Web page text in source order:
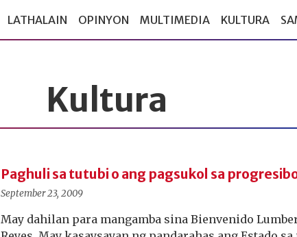
LATHALAIN OPINYON MULTIMEDIA KULTURA
Kultura
Paghuli sa tutubi o ang pagsukol sa
September 23, 2009
May dahilan para mangamba sina Bienvenido